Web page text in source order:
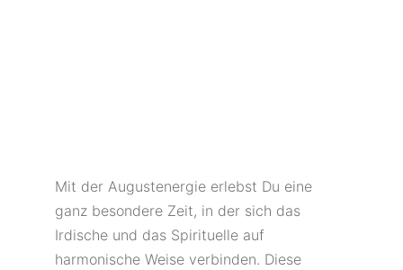
Mit der Augustenergie erlebst Du eine
ganz besondere Zeit, in der sich das
Irdische und das Spirituelle auf
harmonische Weise verbinden. Diese